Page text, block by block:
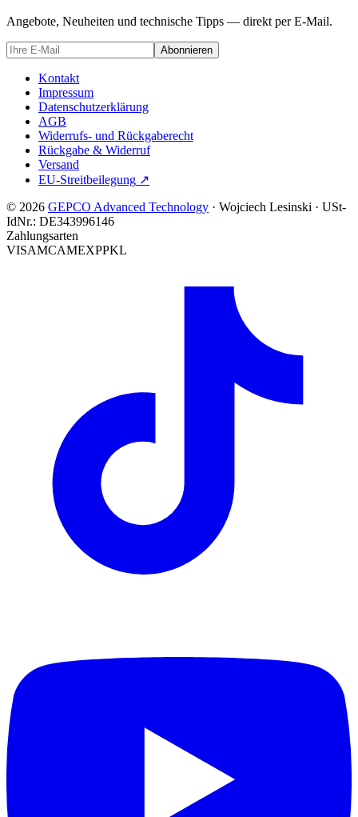
Angebote, Neuheiten und technische Tipps — direkt per E-Mail.
Abonnieren
Kontakt
Impressum
Datenschutzerklärung
AGB
Widerrufs- und Rückgaberecht
Rückgabe & Widerruf
Versand
EU-Streitbeilegung ↗
© 2026 GEPCO Advanced Technology · Wojciech Lesinski · USt-
IdNr.: DE343996146
Zahlungsarten
VISAMCAMEXPPKL